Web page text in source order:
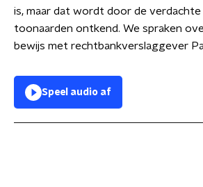
is, maar dat wordt door de verdachte
toonaarden ontkend. We spraken
bewijs met rechtbankverslaggever
Speel audio af